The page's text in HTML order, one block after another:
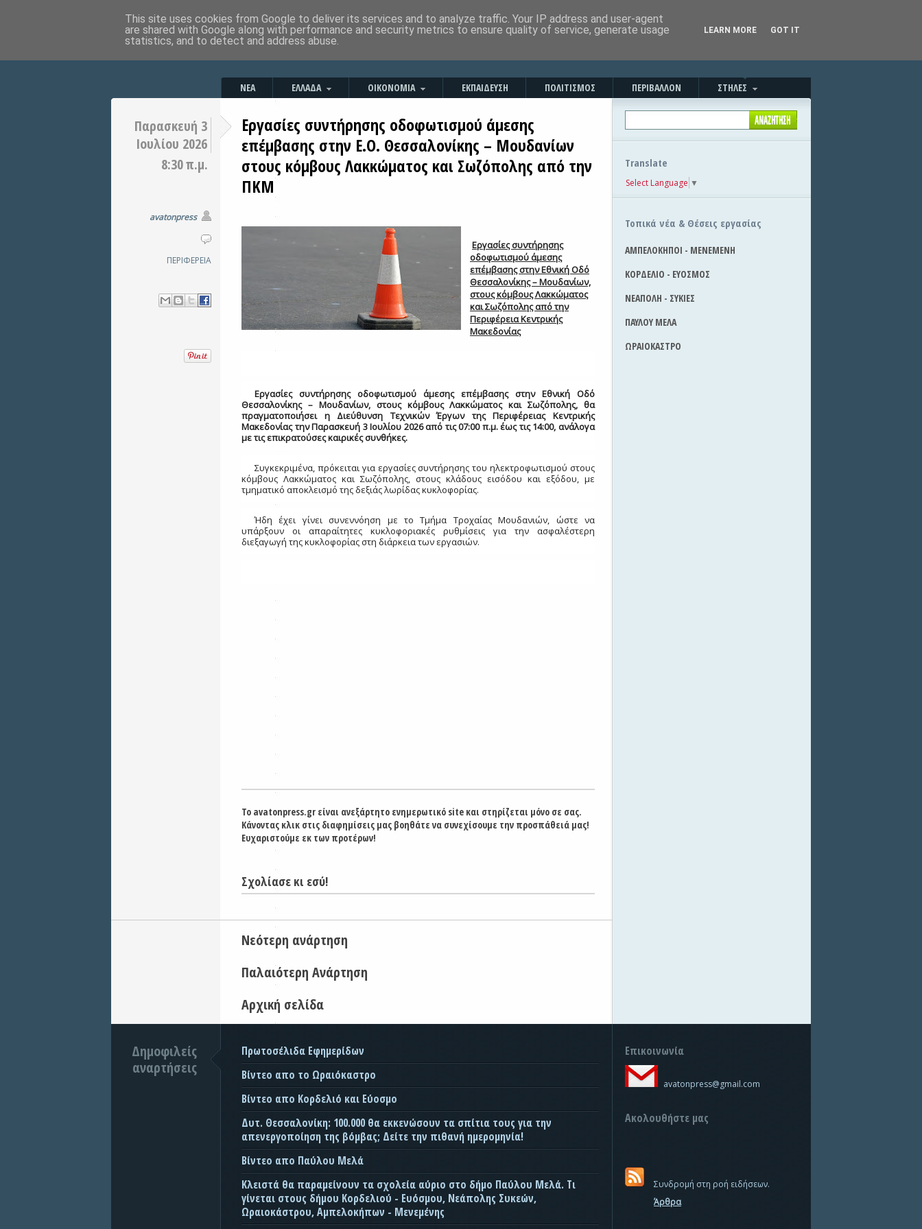
ΝΕΑ ΕΛΛΑΔΑ ΟΙΚΟΝΟΜΙΑ ΕΚΠΑΙΔΕΥΣΗ ΠΟΛΙΤΙΣΜΟΣ ΠΕΡΙΒΑΛΛΟΝ ΣΤΗΛΕΣ
Παρασκευή 3
Ιουλίου 2026
8:30 π.μ.
avatonpress
ΠΕΡΙΦΕΡΕΙΑ
Εργασίες συντήρησης οδοφωτισμού άμεσης
επέμβασης στην Ε.Ο. Θεσσαλονίκης – Μουδανίων
στους κόμβους Λακκώματος και Σωζόπολης από την
ΠΚΜ
Εργασίες συντήρησης
οδοφωτισμού άμεσης
επέμβασης στην Εθνική Οδό
Θεσσαλονίκης – Μουδανίων,
στους κόμβους Λακκώματος
και Σωζόποληςαπό την
Περιφέρεια Κεντρικής
Μακεδονίας
Εργασίες συντήρησης οδοφωτισμού άμεσης επέμβασης στην Εθνική Οδό
Θεσσαλονίκης – Μουδανίων, στους κόμβους Λακκώματος και Σωζόπολης, θα
πραγματοποιήσει η Διεύθυνση Τεχνικών Έργων της Περιφέρειας Κεντρικής
Μακεδονίας την Παρασκευή 3 Ιουλίου 2026 από τις 07:00 π.μ. έως τις 14:00, ανάλογα
με τις επικρατούσες καιρικές συνθήκες.
Συγκεκριμένα, πρόκειται για εργασίες συντήρησης του ηλεκτροφωτισμού στους
κόμβους Λακκώματος και Σωζόπολης, στους κλάδους εισόδου και εξόδου, με
τμηματικό αποκλεισμό της δεξιάς λωρίδας κυκλοφορίας.
Ήδη έχει γίνει συνεννόηση με το Τμήμα Τροχαίας Μουδανιών, ώστε να
υπάρξουν οι απαραίτητες κυκλοφοριακές ρυθμίσεις για την ασφαλέστερη
διεξαγωγή της κυκλοφορίας στη διάρκεια των εργασιών.
Το avatonpress.gr είναι ανεξάρτητο ενημερωτικό site και στηρίζεται μόνο σε σας.
Κάνοντας κλικ στις διαφημίσεις μας βοηθάτε να συνεχίσουμε την προσπάθειά μας!
Ευχαριστούμε εκ των προτέρων!
Σχολίασε κι εσύ!
Νεότερη ανάρτηση
Παλαιότερη Ανάρτηση
Αρχική σελίδα
Translate
Select Language ▼
Τοπικά νέα & Θέσεις εργασίας
ΑΜΠΕΛΟΚΗΠΟΙ - ΜΕΝΕΜΕΝΗ
ΚΟΡΔΕΛΙΟ - ΕΥΟΣΜΟΣ
ΝΕΑΠΟΛΗ - ΣΥΚΙΕΣ
ΠΑΥΛΟΥ ΜΕΛΑ
ΩΡΑΙΟΚΑΣΤΡΟ
Δημοφιλείς
αναρτήσεις
Πρωτοσέλιδα Εφημερίδων
Βίντεο απο το Ωραιόκαστρο
Βίντεο απο Κορδελιό και Εύοσμο
Δυτ. Θεσσαλονίκη: 100.000 θα εκκενώσουν τα σπίτια τους για την
απενεργοποίηση της βόμβας; Δείτε την πιθανή ημερομηνία!
Βίντεο απο Παύλου Μελά
Κλειστά θα παραμείνουν τα σχολεία αύριο στο δήμο Παύλου Μελά. Τι
γίνεται στους δήμου Κορδελιού - Ευόσμου, Νεάπολης Συκεών,
Ωραιοκάστρου, Αμπελοκήπων - Μενεμένης
Επικοινωνία
avatonpress@gmail.com
Ακολουθήστε μας
Συνδρομή στη ροή ειδήσεων.
Άρθρα
This site uses cookies from Google to deliver its services and to analyze traffic. Your IP address and user-agent
are shared with Google along with performance and security metrics to ensure quality of service, generate usage
statistics, and to detect and address abuse.
LEARN MORE GOT IT